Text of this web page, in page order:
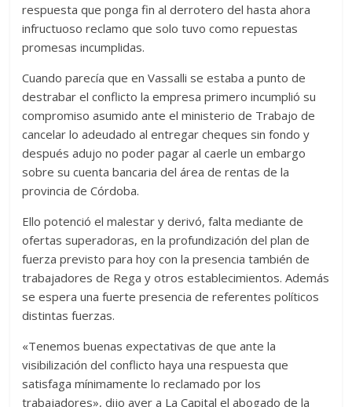
respuesta que ponga fin al derrotero del hasta ahora
infructuoso reclamo que solo tuvo como repuestas
promesas incumplidas.
Cuando parecía que en Vassalli se estaba a punto de
destrabar el conflicto la empresa primero incumplió su
compromiso asumido ante el ministerio de Trabajo de
cancelar lo adeudado al entregar cheques sin fondo y
después adujo no poder pagar al caerle un embargo
sobre su cuenta bancaria del área de rentas de la
provincia de Córdoba.
Ello potenció el malestar y derivó, falta mediante de
ofertas superadoras, en la profundización del plan de
fuerza previsto para hoy con la presencia también de
trabajadores de Rega y otros establecimientos. Además
se espera una fuerte presencia de referentes políticos
distintas fuerzas.
«Tenemos buenas expectativas de que ante la
visibilización del conflicto haya una respuesta que
satisfaga mínimamente lo reclamado por los
trabajadores», dijo ayer a La Capital el abogado de la